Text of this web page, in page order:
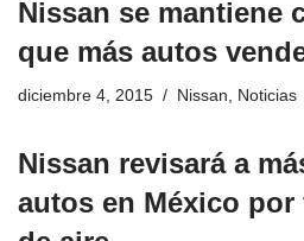
Nissan se mantiene
que más autos
diciembre 4, 2015 Nissan, Noticias
Nissan revisará a
autos en México